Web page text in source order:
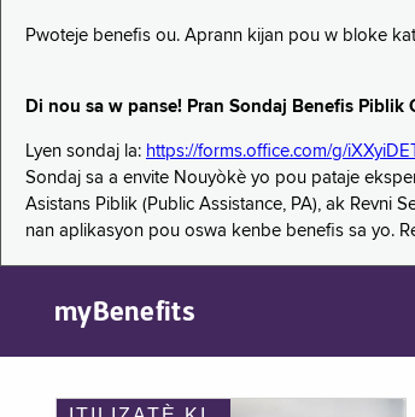
Pwoteje benefis ou. Aprann kijan pou w bloke
Di nou sa w panse! Pran Sondaj Benefis Piblik
Lyen sondaj la: https://forms.office.com/g/
Sondaj sa a envite Nouyòkè yo pou pataje
Asistans Piblik (Public Assistance, PA), ak Revni
nan aplikasyon pou oswa kenbe benefis sa yo.
myBenefits